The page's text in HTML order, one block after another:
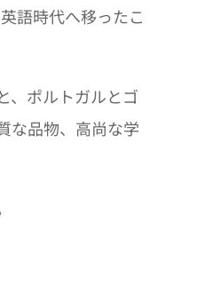
語時代へ移ったこ
、ポルトガルとゴ
な品物、高尚な学